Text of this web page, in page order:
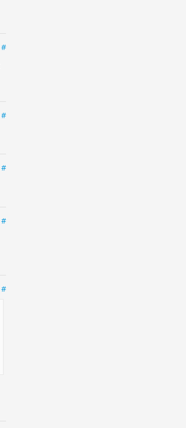
#
#
#
#
#